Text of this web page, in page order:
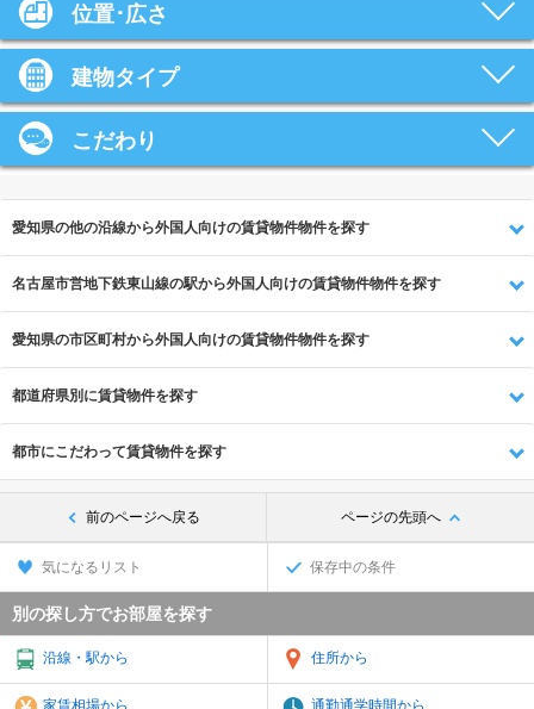
位置･広さ
建物タイプ
こだわり
愛知県の他の沿線から外国人向けの賃貸物件物件を探す
名古屋市営地下鉄東山線の駅から外国人向けの賃貸物件物件を探す
愛知県の市区町村から外国人向けの賃貸物件物件を探す
都道府県別に賃貸物件を探す
都市にこだわって賃貸物件を探す
前のページへ戻る ページの先頭へ
気になるリスト 保存中の条件
別の探し方でお部屋を探す
沿線・駅から 住所から
家賃相場から 通勤通学時間から